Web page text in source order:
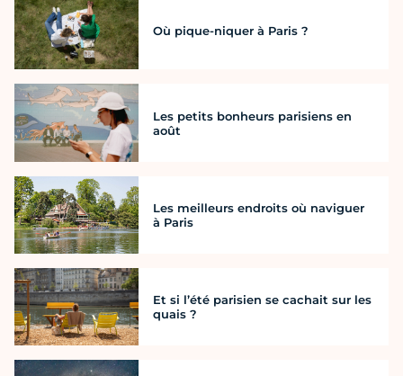
Où pique-niquer à Paris ?
Les petits bonheurs parisiens en
août
Les meilleurs endroits où naviguer
à Paris
Et si l’été parisien se cachait sur les
quais ?